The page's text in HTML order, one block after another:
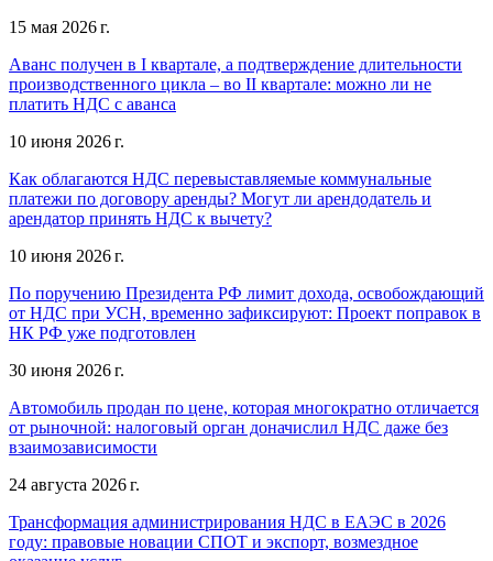
15 мая 2026 г.
Аванс получен в I квартале, а подтверждение длительности
производственного цикла – во II квартале: можно ли не
платить НДС с аванса
10 июня 2026 г.
Как облагаются НДС перевыставляемые коммунальные
платежи по договору аренды? Могут ли арендодатель и
арендатор принять НДС к вычету?
10 июня 2026 г.
По поручению Президента РФ лимит дохода, освобождающий
от НДС при УСН, временно зафиксируют: Проект поправок в
НК РФ уже подготовлен
30 июня 2026 г.
Автомобиль продан по цене, которая многократно отличается
от рыночной: налоговый орган доначислил НДС даже без
взаимозависимости
24 августа 2026 г.
Трансформация администрирования НДС в ЕАЭС в 2026
году: правовые новации СПОТ и экспорт, возмездное